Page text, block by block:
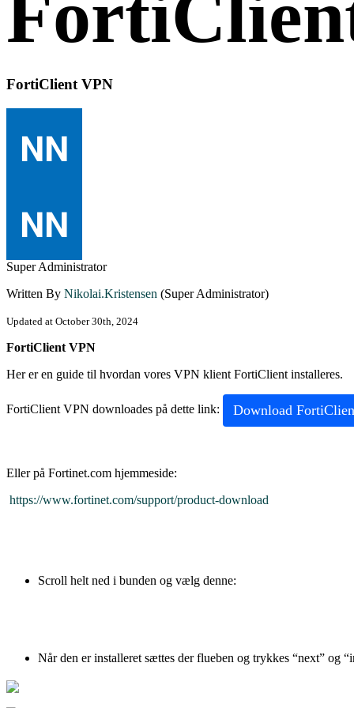
FortiClient VPN
Super Administrator
Written By Nikolai.Kristensen (Super Administrator)
Updated at October 30th, 2024
FortiClient VPN
Her er en guide til hvordan vores VPN klient FortiClient installeres.
FortiClient VPN downloades på dette link: Download
Eller på Fortinet.com hjemmeside:
https://www.fortinet.com/support/product-download
Scroll helt ned i bunden og vælg denne:
Når den er installeret sættes der flueben og trykkes “next” og